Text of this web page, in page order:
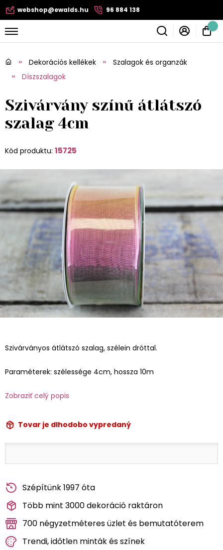
webshop@ewalds.hu 96 884 138
Dekorációs kellékek
Szalagok és organzák
Díszszalagok
Szivárvány színű átlátszó
szalag 4cm
Kód produktu: 15725
Szivárványos átlátszó szalag, szélein dróttal.
Paraméterek: szélessége 4cm, hossza 10m
Zobraziť celý popis
Tovar je dlhodobo vypredaný
Szépítünk 1997 óta
Több mint 3000 dekoráció raktáron
700 négyzetméteres üzlet és bemutatóterem
Trendi, időtlen minták és színek